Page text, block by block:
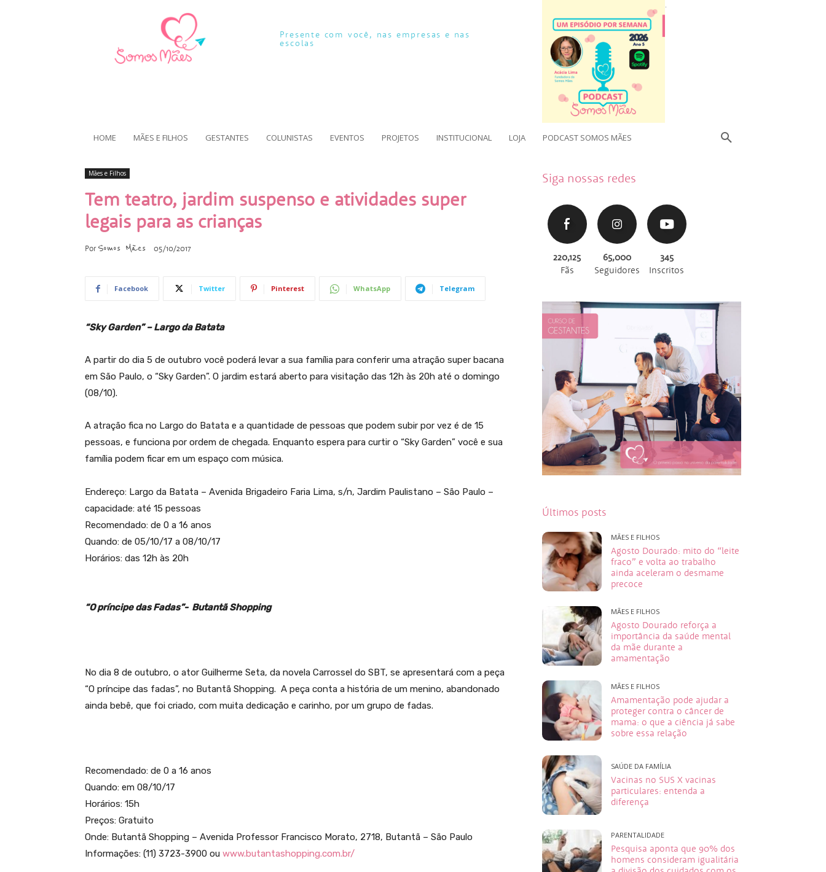
Presente com você, nas empresas e nas
escolas
.
HOME MÃES E FILHOS GESTANTES COLUNISTAS EVENTOS PROJETOS INSTITUCIONAL LOJA PODCAST SOMOS MÃES
Mães e Filhos
Tem teatro, jardim suspenso e atividades super
legais para as crianças
Por Somos Mães 05/10/2017
Facebook Twitter Pinterest WhatsApp Telegram
“Sky Garden” – Largo da Batata
A partir do dia 5 de outubro você poderá levar a sua família para conferir uma atração super bacana
em São Paulo, o “Sky Garden”. O jardim estará aberto para visitação das 12h às 20h até o domingo
(08/10).
A atração fica no Largo do Batata e a quantidade de pessoas que podem subir por vez é de 15
pessoas, e funciona por ordem de chegada. Enquanto espera para curtir o “Sky Garden” você e sua
família podem ficar em um espaço com música.
Endereço: Largo da Batata – Avenida Brigadeiro Faria Lima, s/n, Jardim Paulistano – São Paulo –
capacidade: até 15 pessoas
Recomendado: de 0 a 16 anos
Quando: de 05/10/17 a 08/10/17
Horários: das 12h às 20h
“O príncipe das Fadas”- Butantã Shopping
No dia 8 de outubro, o ator Guilherme Seta, da novela Carrossel do SBT, se apresentará com a peça
“O príncipe das fadas”, no Butantã Shopping. A peça conta a história de um menino, abandonado
ainda bebê, que foi criado, com muita dedicação e carinho, por um grupo de fadas.
Recomendado: de 0 a 16 anos
Quando: em 08/10/17
Horários: 15h
Preços: Gratuito
Onde: Butantã Shopping – Avenida Professor Francisco Morato, 2718, Butantã – São Paulo
Informações: (11) 3723-3900 ou www.butantashopping.com.br/
Siga nossas redes
220,125
Fãs
65,000
Seguidores
345
Inscritos
Últimos posts
MÃES E FILHOS
Agosto Dourado: mito do “leite
fraco” e volta ao trabalho
ainda aceleram o desmame
precoce
MÃES E FILHOS
Agosto Dourado reforça a
importância da saúde mental
da mãe durante a
amamentação
MÃES E FILHOS
Amamentação pode ajudar a
proteger contra o câncer de
mama: o que a ciência já sabe
sobre essa relação
SAÚDE DA FAMÍLIA
Vacinas no SUS X vacinas
particulares: entenda a
diferença
PARENTALIDADE
Pesquisa aponta que 90% dos
homens consideram igualitária